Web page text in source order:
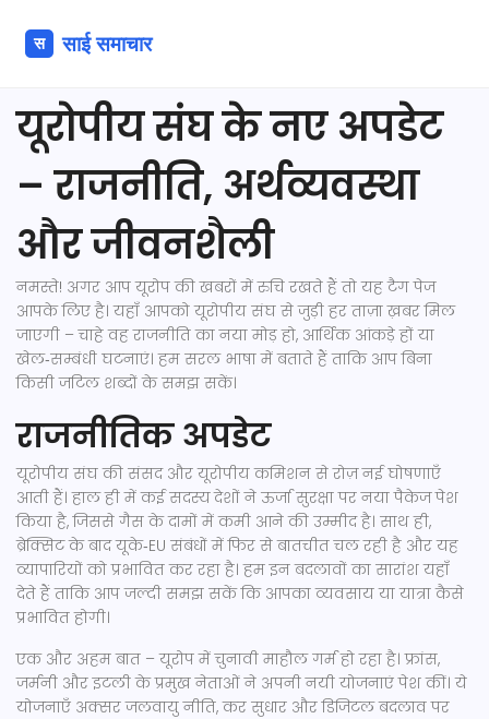
यूरोपीय संघ के नए अपडेट
– राजनीति, अर्थव्यवस्था
और जीवनशैली
नमस्ते! अगर आप यूरोप की खबरों में रुचि रखते हैं तो यह टैग पेज
आपके लिए है। यहाँ आपको यूरोपीय संघ से जुड़ी हर ताज़ा ख़बर मिल
जाएगी – चाहे वह राजनीति का नया मोड़ हो, आर्थिक आंकड़े हों या
खेल‑सम्बंधी घटनाएं। हम सरल भाषा में बताते हैं ताकि आप बिना
किसी जटिल शब्दों के समझ सकें।
राजनीतिक अपडेट
यूरोपीय संघ की संसद और यूरोपीय कमिशन से रोज़ नई घोषणाएँ
आती हैं। हाल ही में कई सदस्य देशों ने ऊर्जा सुरक्षा पर नया पैकेज पेश
किया है, जिससे गैस के दामों में कमी आने की उम्मीद है। साथ ही,
ब्रेक्सिट के बाद यूके‑EU संबंधों में फिर से बातचीत चल रही है और यह
व्यापारियों को प्रभावित कर रहा है। हम इन बदलावों का सारांश यहाँ
देते हैं ताकि आप जल्दी समझ सकें कि आपका व्यवसाय या यात्रा कैसे
प्रभावित होगी।
एक और अहम बात – यूरोप में चुनावी माहौल गर्म हो रहा है। फ्रांस,
जर्मनी और इटली के प्रमुख नेताओं ने अपनी नयी योजनाएं पेश कीं। ये
योजनाएँ अक्सर जलवायु नीति, कर सुधार और डिजिटल बदलाव पर